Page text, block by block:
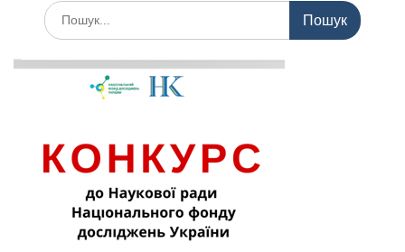
Шукати: